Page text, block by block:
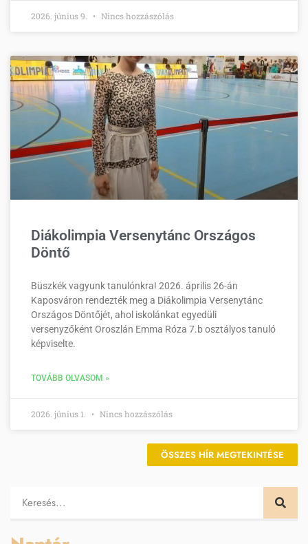
2026. június 9. Nincs hozzászólás
Diákolimpia Versenytánc Országos
Döntő
Büszkék vagyunk tanulónkra! 2026. április 26-án
Kaposváron rendezték meg a Diákolimpia Versenytánc
Országos Döntőjét, ahol iskolánkat egyedüli
versenyzőként Oroszlán Emma Róza 7.b osztályos tanuló
képviselte.
TOVÁBB OLVASOM »
2026. június 1. Nincs hozzászólás
ÖSSZES HÍR MEGTEKINTÉSE